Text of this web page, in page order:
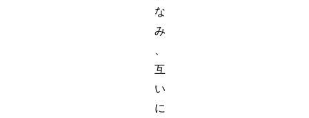
な
み
互
い
に